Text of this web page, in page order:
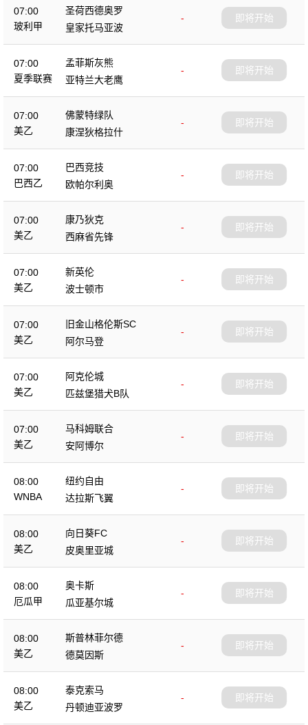
07:00
玻利甲
圣荷西德奥罗
-
皇家托马亚波
即将开始
07:00
夏季联赛
孟菲斯灰熊
-
亚特兰大老鹰
即将开始
07:00
美乙
佛蒙特绿队
-
康涅狄格拉什
即将开始
07:00
巴西乙
巴西竞技
-
欧帕尔利奥
即将开始
07:00
美乙
康乃狄克
-
西麻省先锋
即将开始
07:00
美乙
新英伦
-
波士顿市
即将开始
07:00
美乙
旧金山格伦斯SC
-
阿尔马登
即将开始
07:00
美乙
阿克伦城
-
匹兹堡猎犬B队
即将开始
07:00
美乙
马科姆联合
-
安阿博尔
即将开始
08:00
WNBA
纽约自由
-
达拉斯飞翼
即将开始
08:00
美乙
向日葵FC
-
皮奥里亚城
即将开始
08:00
厄瓜甲
奥卡斯
-
瓜亚基尔城
即将开始
08:00
美乙
斯普林菲尔德
-
德莫因斯
即将开始
08:00
美乙
泰克索马
-
丹顿迪亚波罗
即将开始